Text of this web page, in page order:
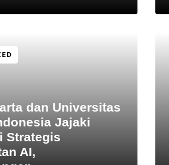
dan Universitas
Jajaki
Strategis
AI,